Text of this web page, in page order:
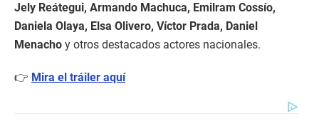
Jely Reátegui, Armando Machuca, Emilram Cossío,
Daniela Olaya, Elsa Olivero, Víctor Prada, Daniel
Menacho y otros destacados actores nacionales.
👉 Mira el tráiler aquí